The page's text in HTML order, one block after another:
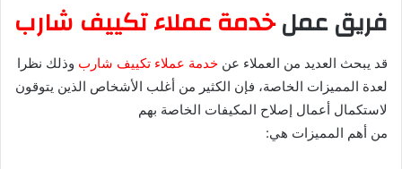
فريق عملخدمة عملاء تكييف شارب
قد يبحث العديد من العملاء عن خدمة عملاء تكييف شارب وذلك نظرا
لعدة المميزات الخاصة، فإن الكثير من أغلب الأشخاص الذين يتوقون
لاستكمال أعمال إصلاح المكيفات الخاصة بهم
من أهم المميزات هي: